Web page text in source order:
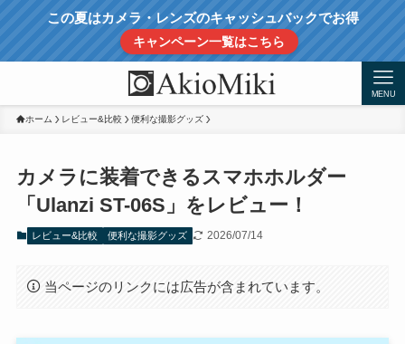
この夏はカメラ・レンズのキャッシュバックでお得
キャンペーン一覧はこちら
MENU
ホーム レビュー&比較 便利な撮影グッズ
カメラに装着できるスマホホルダー
「Ulanzi ST-06S」をレビュー！
レビュー&比較 便利な撮影グッズ 2026/07/14
当ページのリンクには広告が含まれています。